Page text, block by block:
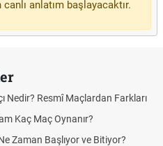
canlı anlatım başlayacaktır.
Nedir? Resmî Maçlardan Farkları
Kaç Maç Oynanır?
Zaman Başlıyor ve Bitiyor?